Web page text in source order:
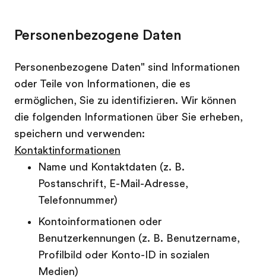
Personenbezogene Daten
Personenbezogene Daten" sind Informationen
oder Teile von Informationen, die es
ermöglichen, Sie zu identifizieren. Wir können
die folgenden Informationen über Sie erheben,
speichern und verwenden:
Kontaktinformationen
Name und Kontaktdaten (z. B.
Postanschrift, E-Mail-Adresse,
Telefonnummer)
Kontoinformationen oder
Benutzerkennungen (z. B. Benutzername,
Profilbild oder Konto-ID in sozialen
Medien)